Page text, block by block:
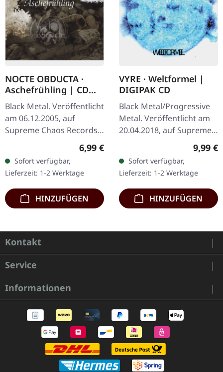
NOCTE OBDUCTA ·
Aschefrühling | CD
SINGLE
Black Metal. Veröffentlicht
am 06.12.2005, auf
Supreme Chaos Records.
CD-Single, limitiert auf
Exemplare. Nachdem die
Nachfrage nach…
Regulärer Preis:
6,99 €
Sofort verfügbar,
Lieferzeit: 1-2 Werktage
HINZUFÜGEN
VYRE · Weltformel |
DIGIPAK CD
Black Metal/Progressive
Metal. Veröffentlicht am
20.04.2018, auf Supreme
Chaos Records. Limitierte
Erstauflage als CD im
DigiPak. Schnall Dich an,…
9,99 €
Sofort verfügbar,
Lieferzeit: 1-2 Werktage
HINZUFÜGEN
Kontakt
Service
Informationen